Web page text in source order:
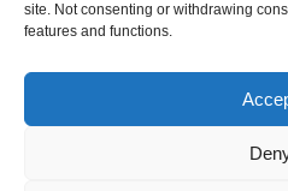
site. Not consenting or withdrawing
features and functions.